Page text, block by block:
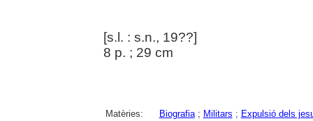
[s.l. : s.n., 19??]
8 p. ; 29 cm
Matèries: Biografia; Militars ; Expulsió dels